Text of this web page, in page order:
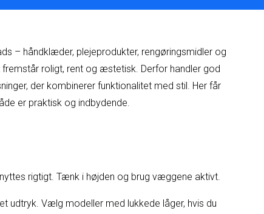
– håndklæder, plejeprodukter, rengøringsmidler og
roligt, rent og æstetisk. Derfor handler god
der kombinerer funktionalitet med stil. Her får
er praktisk og indbydende.
rigtigt. Tænk i højden og brug væggene aktivt.
udtryk. Vælg modeller med lukkede låger, hvis du